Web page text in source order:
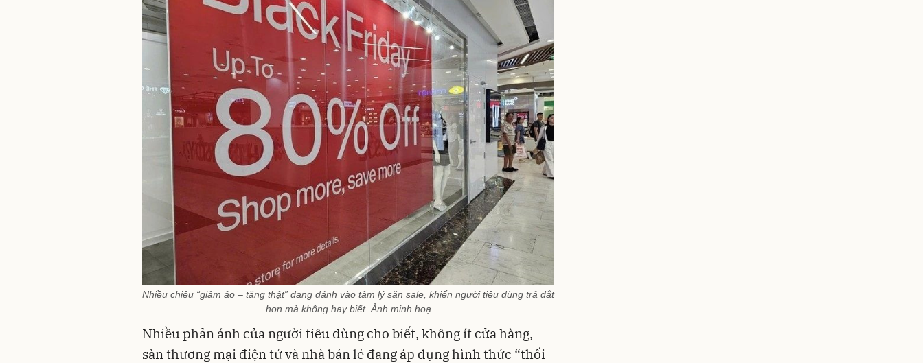
Nhiều chiêu “giảm ảo – tăng thật” đang đánh vào tâm lý săn sale, khiến người tiêu dùng trả đắt
hơn mà không hay biết. Ảnh minh hoạ
Nhiều phản ánh của người tiêu dùng cho biết, không ít cửa hàng,
sàn thương mại điện tử và nhà bán lẻ đang áp dụng hình thức “thổi